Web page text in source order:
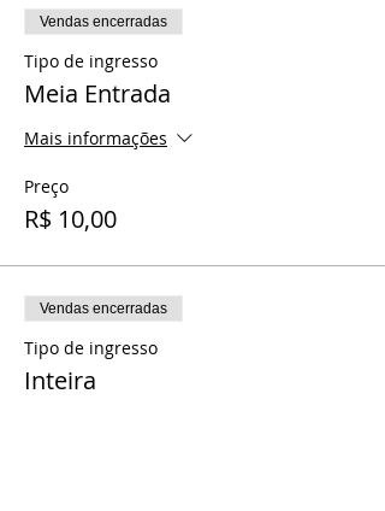
Vendas encerradas
Tipo de ingresso
Meia Entrada
Mais informações
Preço
R$ 10,00
Vendas encerradas
Tipo de ingresso
Inteira